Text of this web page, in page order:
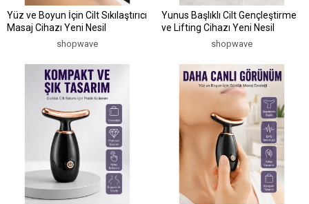
Yüz ve Boyun İçin Cilt Sıkılaştırıcı
Masaj Cihazı Yeni Nesil
shopwave
Yunus Başlıklı Cilt Gençleştirme
ve Lifting Cihazı Yeni Nesil
shopwave